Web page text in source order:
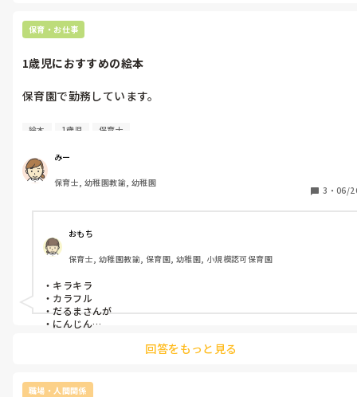
一連の流れでどんどんお寿司になっていく子どもたちが可愛かった
また、3歳児で少し甘えん坊な姿も見ていたのでだっこやおんぶなど
みました♪
・
保育・お仕事
1歳児におすすめの絵本
保育園で勤務しています。
1歳児が色や動物などに興味が出てきて反応することを楽しんで
1歳児のクラスにおすすめの読み聞かせ絵本教えてください！
絵本 1歳児 保育士
みー
保育士, 幼稚園教諭, 幼稚園
3 ・ 06/
おもち
保育士, 幼稚園教諭, 保育園, 幼稚園, 小規模認可保育園
・キラキラ
・カラフル
・だるまさんが
・にんじん
回答をもっと見る
職場・人間関係